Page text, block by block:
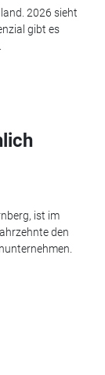
2026 sieht
gibt es
ist im
den